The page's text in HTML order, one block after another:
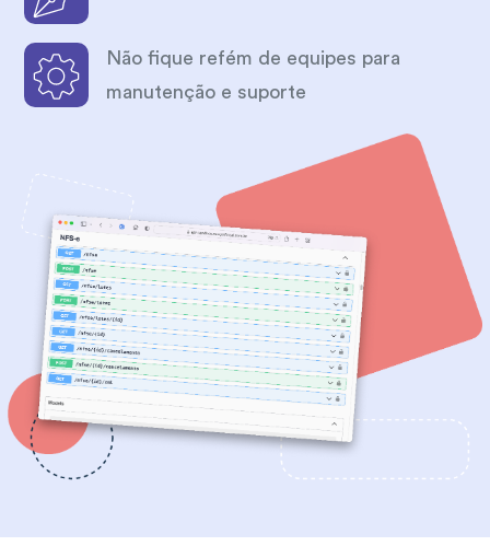
Não fique refém de equipes para
manutenção e suporte